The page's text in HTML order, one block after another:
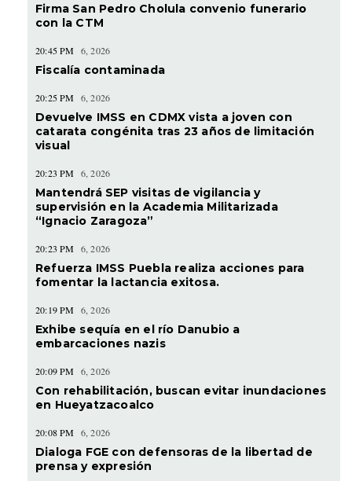
Firma San Pedro Cholula convenio funerario
con la CTM
20:45 PM 6, 2026
Fiscalía contaminada
20:25 PM 6, 2026
Devuelve IMSS en CDMX vista a joven con
catarata congénita tras 23 años de limitación
visual
20:23 PM 6, 2026
Mantendrá SEP visitas de vigilancia y
supervisión en la Academia Militarizada
“Ignacio Zaragoza”
20:23 PM 6, 2026
Refuerza IMSS Puebla realiza acciones para
fomentar la lactancia exitosa.
20:19 PM 6, 2026
Exhibe sequía en el río Danubio a
embarcaciones nazis
20:09 PM 6, 2026
Con rehabilitación, buscan evitar inundaciones
en Hueyatzacoalco
20:08 PM 6, 2026
Dialoga FGE con defensoras de la libertad de
prensa y expresión